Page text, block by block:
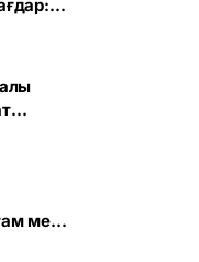
мен